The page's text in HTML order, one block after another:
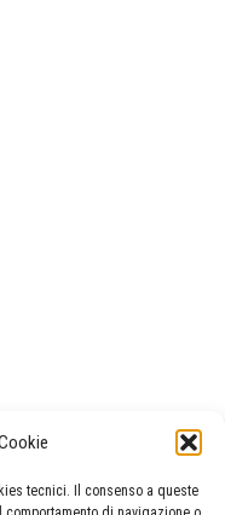
tecnici. Il consenso a queste
(orario apertura Galleria)